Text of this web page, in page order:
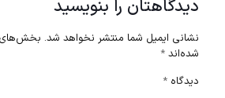
دیدگاهتان را بنویسید
نشانی ایمیل شما منتشر نخواهد شد. بخش‌های
شده‌اند *
دیدگاه *